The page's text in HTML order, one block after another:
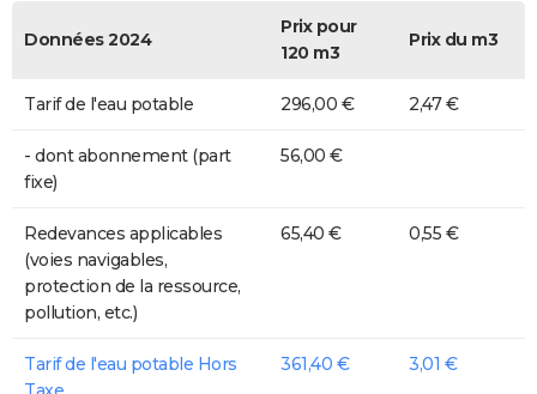
Données 2024
Prix pour
120 m3
Prix du m3
Tarif de l'eau potable 296,00 € 2,47 €
- dont abonnement (part
fixe)
56,00 €
Redevances applicables
(voies navigables,
protection de la ressource,
pollution, etc.)
65,40 € 0,55 €
Tarif de l'eau potable Hors
361,40 € 3,01 €